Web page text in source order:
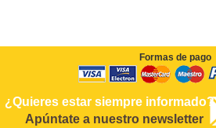
Formas de pago
¿Quieres estar siempre informado?
Apúntate a nuestro newsletter